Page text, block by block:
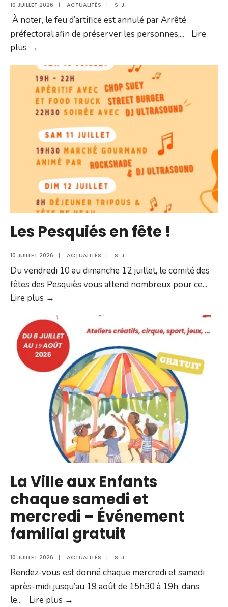
10 JUILLET 2026 | ACTUALITÉS | S. J.
À noter, le feu d’artifice est annulé par Arrêté
préfectoral afin de préserver les personnes,...
Lire
plus →
du
14
juillet
:
tir
au
canon,
soirée
grillades
et
concert
live
Les Pesquiés en fête !
10 JUILLET 2026 | ACTUALITÉS | S. J.
Du vendredi 10 au dimanche 12 juillet, le comité des
fêtes des Pesquiès vous attend nombreux pour ce...
Lire plus →
en
fête
La Ville aux Enfants
chaque samedi et
mercredi – Événement
familial gratuit
10 JUILLET 2026 | ACTUALITÉS | S. J.
Rendez-vous est donné chaque mercredi et samedi
après-midi jusqu’au 19 août de 15h30 à 19h, dans
le... Lire plus →